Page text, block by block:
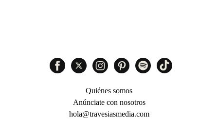
Quiénes somos
Anúnciate con nosotros
hola@travesiasmedia.com